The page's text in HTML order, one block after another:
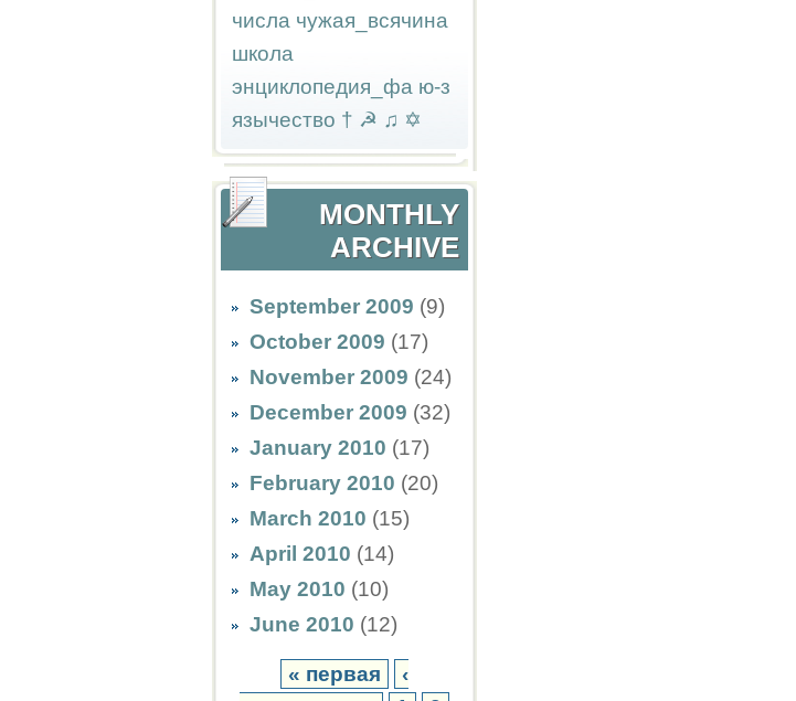
числа чужая_всячина
школа
энциклопедия_фа ю-з
язычество † ☭ ♫ ✡
MONTHLY
ARCHIVE
September 2009 (9)
October 2009 (17)
November 2009 (24)
December 2009 (32)
January 2010 (17)
February 2010 (20)
March 2010 (15)
April 2010 (14)
May 2010 (10)
June 2010 (12)
« первая
‹